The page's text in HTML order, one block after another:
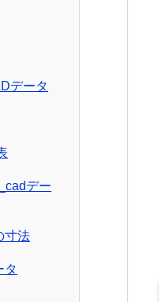
データ
デー
寸法
タ